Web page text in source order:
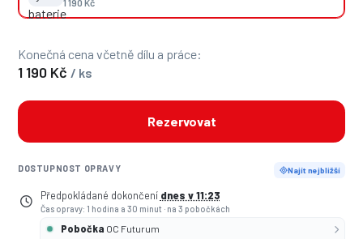
1 190 Kč
Konečná cena včetně dílu a práce:
1 190 Kč / ks
Rezervovat
DOSTUPNOST OPRAVY Najít nejbližší
Předpokládané dokončení dnes v 11:23
Čas opravy: 1 hodina a 30 minut · na 3 pobočkách
Pobočka OC Futurum